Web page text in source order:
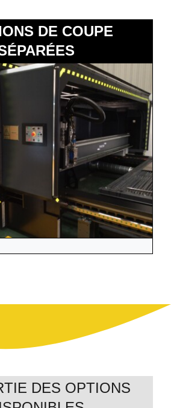
DE COUPE
porte intérieure dont la
chacune des deux
machine, en séparant deux
de cette façon, pendant
dans l’une des deux
par les semi-carénages, le
déchargement de la tôle déjà
effectués ou traités dans
DES OPTIONS